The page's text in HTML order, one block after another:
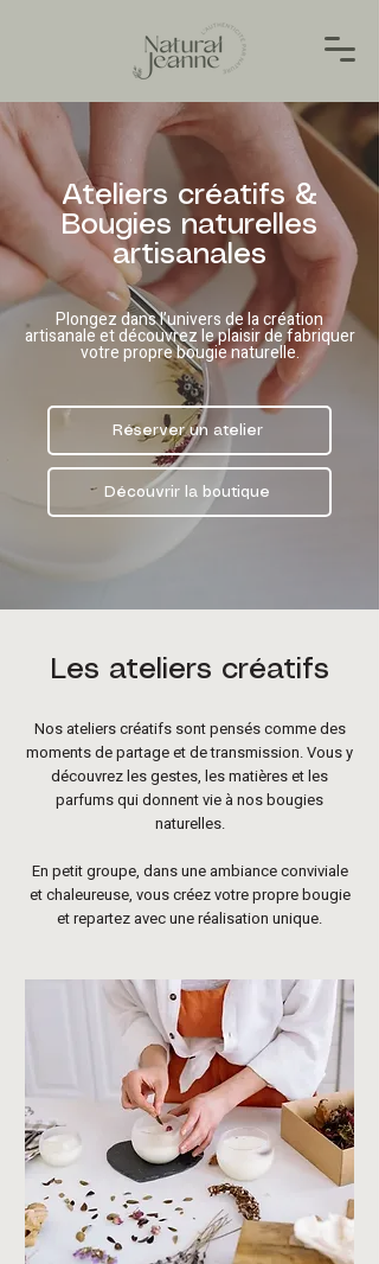
Ateliers créatifs &
Bougies naturelles
artisanales
Plongez dans l’univers de la création
artisanale et découvrez le plaisir de fabriquer
votre propre bougie naturelle.
Réserver un atelier
Découvrir la boutique
Les ateliers créatifs
Nos ateliers créatifs sont pensés comme des
moments de partage et de transmission. Vous y
découvrez les gestes, les matières et les
parfums qui donnent vie à nos bougies
naturelles.
En petit groupe, dans une ambiance conviviale
et chaleureuse, vous créez votre propre bougie
et repartez avec une réalisation unique.